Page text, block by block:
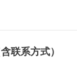
联系方式）